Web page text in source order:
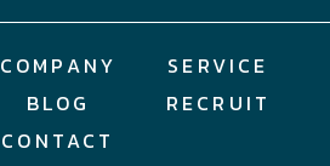
COMPANY
SERVICE
BLOG
RECRUIT
CONTACT